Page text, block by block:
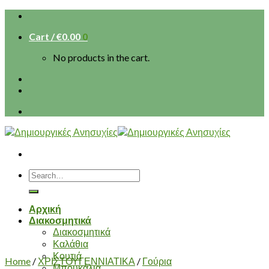
Skip
contentCart /€0.00 0
No products in the cart.
Search
for:
Αρχική
Διακοσμητικά
Διακοσμητικά
Καλάθια
Κουτιά
Home / ΧΡΙΣΤΟΥΓΕΝΝΙΑΤΙΚΑ / Γούρια